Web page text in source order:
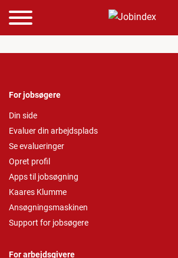
For jobsøgere
Din side
Evaluer din arbejdsplads
Se evalueringer
Opret profil
Apps til jobsøgning
Kaares Klumme
Ansøgningsmaskinen
Support for jobsøgere
For arbejdsgivere